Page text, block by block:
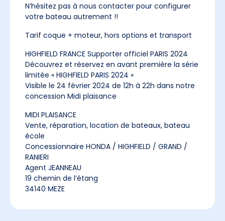
N’hésitez pas à nous contacter pour configurer
votre bateau autrement !!
Tarif coque + moteur, hors options et transport
HIGHFIELD FRANCE Supporter officiel PARIS 2024
Découvrez et réservez en avant première la série
limitée « HIGHFIELD PARIS 2024 »
Visible le 24 février 2024 de 12h à 22h dans notre
concession Midi plaisance
MIDI PLAISANCE
Vente, réparation, location de bateaux, bateau
école
Concessionnaire HONDA / HIGHFIELD / GRAND /
RANIERI
Agent JEANNEAU
19 chemin de l’étang
34140 MEZE